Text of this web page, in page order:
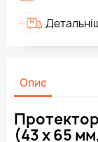
Опис
(43 х 65